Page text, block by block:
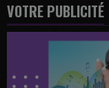
VOTRE PUBLICITÉ